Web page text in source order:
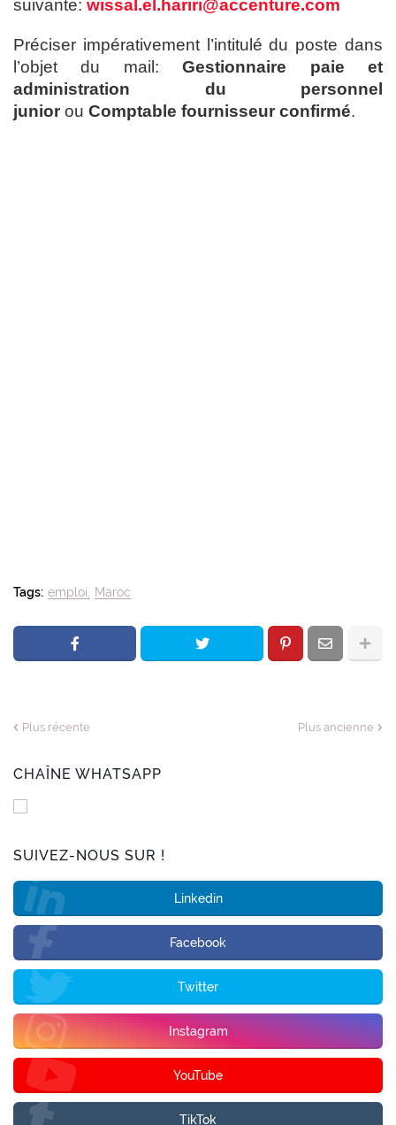
suivante: wissal.el.hariri@accenture.com
Préciser impérativement l’intitulé du poste dans
l’objet du mail:Gestionnaire paie et
administration du personnel
junior ou Comptable fournisseur confirmé.
Tags: emploi Maroc
Plus récente Plus ancienne
CHAÎNE WHATSAPP
SUIVEZ-NOUS SUR !
Linkedin
Facebook
Twitter
Instagram
YouTube
TikTok